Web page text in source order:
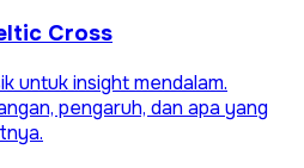
Cross
untuk insight mendalam.
pengaruh, dan apa yang